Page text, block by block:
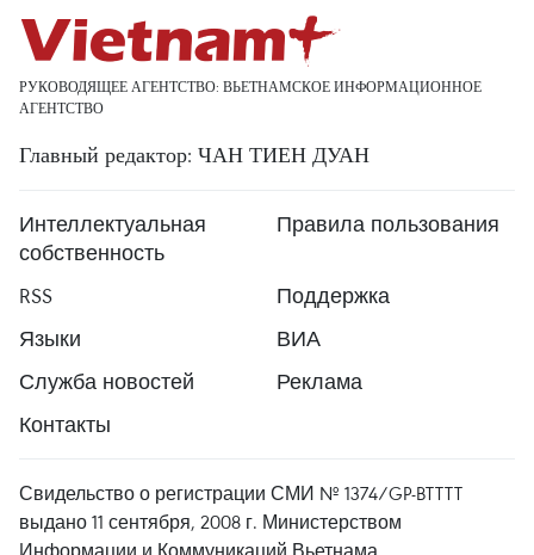
РУКОВОДЯЩЕЕ АГЕНТСТВО: ВЬЕТНАМСКОЕ ИНФОРМАЦИОННОЕ
АГЕНТСТВО
Главный редактор: ЧАН ТИЕН ДУАН
Интеллектуальная
собственность
Правила пользования
RSS
Поддержка
Языки
ВИА
Служба новостей
Реклама
Контакты
Свидельство о регистрации СМИ № 1374/GP-BTTTT
выдано 11 сентября, 2008 г. Министерством